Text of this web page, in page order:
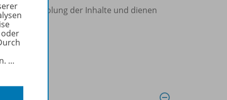
Wiederholung der Inhalte und dienen
…